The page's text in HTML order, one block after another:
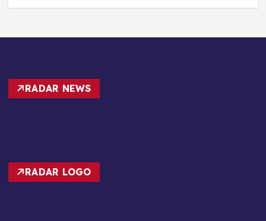
RADAR NEWS
RADAR LOGO